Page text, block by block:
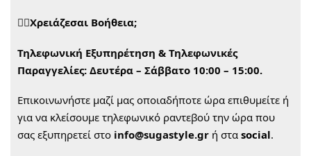
🙋‍♀️Χρειάζεσαι Βοήθεια;
Τηλεφωνική Εξυπηρέτηση & Τηλεφωνικές
Παραγγελίες: Δευτέρα – Σάββατο 10:00 – 15:00.
Επικοινωνήστε μαζί μας οποιαδήποτε ώρα επιθυμείτε ή
για να κλείσουμε τηλεφωνικό ραντεβού την ώρα που
σας εξυπηρετεί στο info@sugastyle.gr ή στα social.